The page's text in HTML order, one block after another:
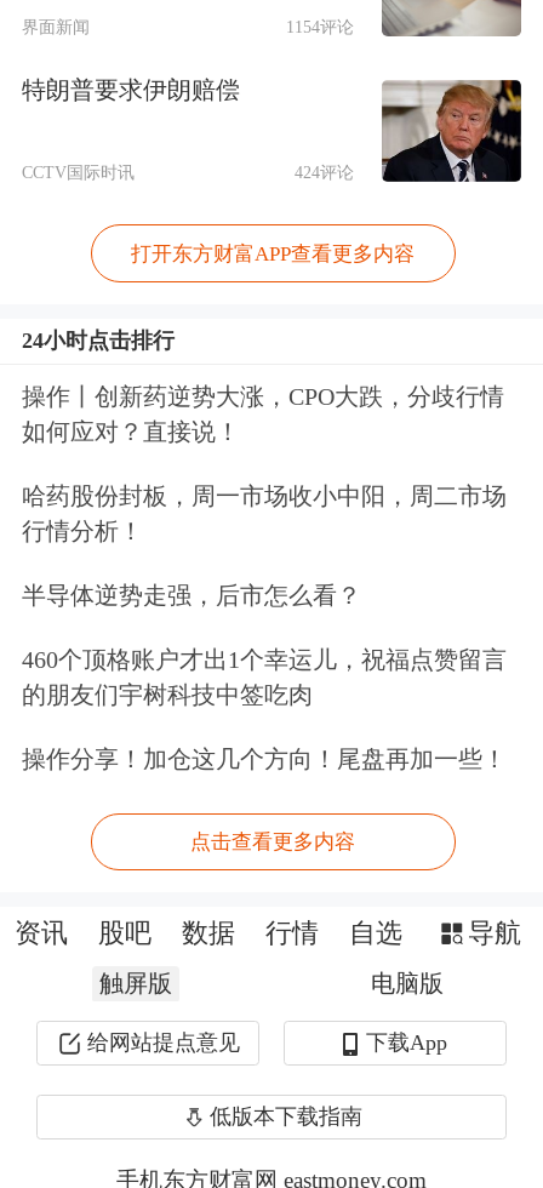
显。因为对总供给的宏观调控不可避免
会涉及产业结构调整、 地区经济结构的
劳动力结构的
调整、投资结构的调整等等，所以货币
政策总量调控的局限性就体现在它无法
影响总供给的调控而导致无法有效地平
衡总供给和总需求，特别是中长期的平
衡和经济增长的结构性调控极为重要。
这样一来，必须从总需求的调控和总供
给的调控两方面着手，双管齐下，这样
才能够有效调控。
三是中国经济依然存在不均衡现象，
场还不完善，资源供给有限，资源定价
机构还处在继续改革和有待于形成之
中，再加上信息的不对称，使得货币政
和内地有差别，东部和西部有差别，大
在这些地区也是不一样的。
四是即使在发达的市场经济国家，如美
国，货币政策的总量调整有可能通过货
币流量的减少而抑制通货膨胀
通过货币流量的扩大而刺激总需求，从
界面新闻 1154评论
特朗普要求伊朗赔偿
CCTV国际时讯 424评论
打开东方财富APP查看更多内容
24小时点击排行
操作丨创新药逆势大涨，CPO大跌，分歧行情
如何应对？直接说！
哈药股份封板，周一市场收小中阳，周二市场
行情分析！
半导体逆势走强，后市怎么看？
460个顶格账户才出1个幸运儿，祝福点赞留言
的朋友们宇树科技中签吃肉
操作分享！加仓这几个方向！尾盘再加一些！
点击查看更多内容
资讯 股吧 数据 行情 自选 导航
触屏版 电脑版
给网站提点意见 下载App
低版本下载指南
手机东方财富网 eastmoney.com